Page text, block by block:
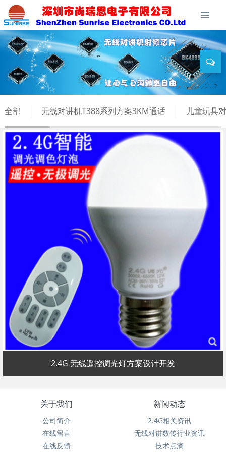
全部 无线对讲机T388系列方案3KM通话 儿童玩具
2.4G 无线遥控调光灯方案设计开发
关于我们
公司简介
在线留言
在线反馈
新闻动态
2.4G相关资讯
无线对讲数传行业资讯
技术点滴